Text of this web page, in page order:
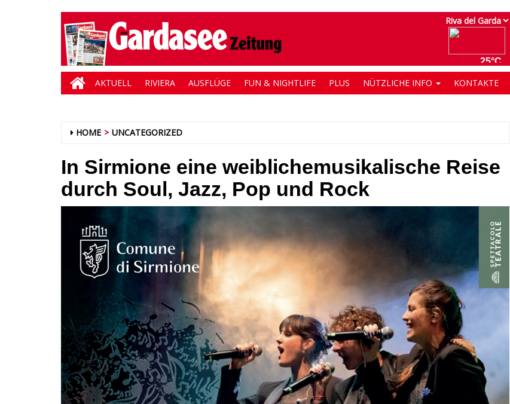
AKTUELL RIVIERA AUSFLÜGE FUN & NIGHTLIFE PLUS NÜTZLICHE INFO KONTAKTE
HOME UNCATEGORIZED
In Sirmione eine weiblichemusikalische Reise
durch Soul, Jazz, Pop und Rock